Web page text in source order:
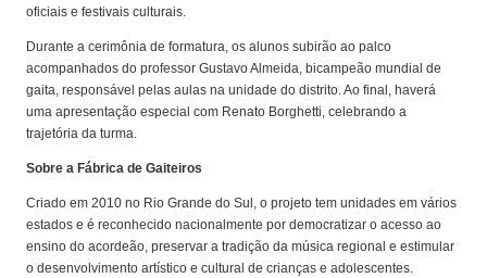
oficiais e festivais culturais.
Durante a cerimônia de formatura, os alunos subirão ao palco
acompanhados do professor Gustavo Almeida, bicampeão mundial de
gaita, responsável pelas aulas na unidade do distrito. Ao final, haverá
uma apresentação especial com Renato Borghetti, celebrando a
trajetória da turma.
Sobre a Fábrica de Gaiteiros
Criado em 2010 no Rio Grande do Sul, o projeto tem unidades em vários
estados e é reconhecido nacionalmente por democratizar o acesso ao
ensino do acordeão, preservar a tradição da música regional e estimular
o desenvolvimento artístico e cultural de crianças e adolescentes.